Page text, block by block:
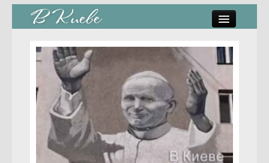
стрит-арт
коты Киева
скамейки
часы Киева